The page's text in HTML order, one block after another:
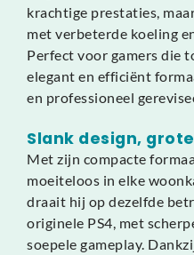
krachtige prestaties,
met verbeterde koeling
Perfect voor gamers die
elegant en efficiënt
en professioneel
Slank design,
Met zijn compacte
moeiteloos in elke
draait hij op dezelfde
originele PS4, met
soepele gameplay.